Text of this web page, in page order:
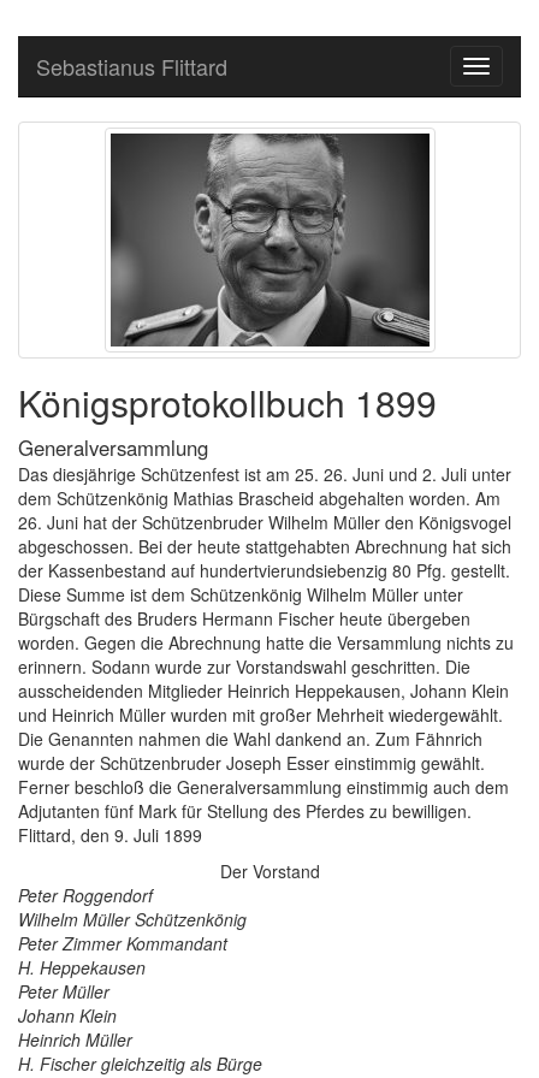
Toggle
Sebastianus Flittard
Königsprotokollbuch 1899
Generalversammlung
Das diesjährige Schützenfest ist am 25. 26. Juni und 2. Juli unter
dem Schützenkönig Mathias Brascheid abgehalten worden. Am
26. Juni hat der Schützenbruder Wilhelm Müller den Königsvogel
abgeschossen. Bei der heute stattgehabten Abrechnung hat sich
der Kassenbestand auf hundertvierundsiebenzig 80 Pfg. gestellt.
Diese Summe ist dem Schützenkönig Wilhelm Müller unter
Bürgschaft des Bruders Hermann Fischer heute übergeben
worden. Gegen die Abrechnung hatte die Versammlung nichts zu
erinnern. Sodann wurde zur Vorstandswahl geschritten. Die
ausscheidenden Mitglieder Heinrich Heppekausen, Johann Klein
und Heinrich Müller wurden mit großer Mehrheit wiedergewählt.
Die Genannten nahmen die Wahl dankend an. Zum Fähnrich
wurde der Schützenbruder Joseph Esser einstimmig gewählt.
Ferner beschloß die Generalversammlung einstimmig auch dem
Adjutanten fünf Mark für Stellung des Pferdes zu bewilligen.
Flittard, den 9. Juli 1899
Der Vorstand
Peter Roggendorf
Wilhelm MüllerSchützenkönig
Peter ZimmerKommandant
H. Heppekausen
Peter Müller
Johann Klein
Heinrich Müller
H. Fischergleichzeitig als Bürge